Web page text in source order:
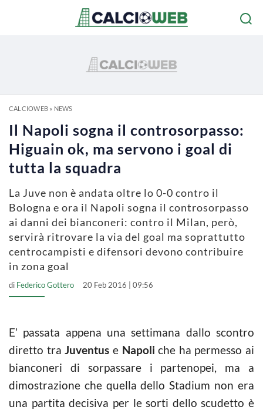
CALCIOWEB» NEWS
Il Napoli sogna il controsorpasso:
Higuain ok, ma servono i goal di
tutta la squadra
La Juve non è andata oltre lo 0-0 contro il
Bologna e ora il Napoli sogna il controsorpasso
ai danni dei bianconeri: contro il Milan, però,
servirà ritrovare la via del goal ma soprattutto
centrocampisti e difensori devono contribuire
in zona goal
di Federico Gottero 20 Feb 2016 | 09:56
E’ passata appena una settimana dallo scontro
diretto traJuventus e Napoli che ha permesso ai
bianconeri di sorpassare i partenopei, ma a
dimostrazione che quella dello Stadium non era
una partita decisiva per le sorti dello scudetto è